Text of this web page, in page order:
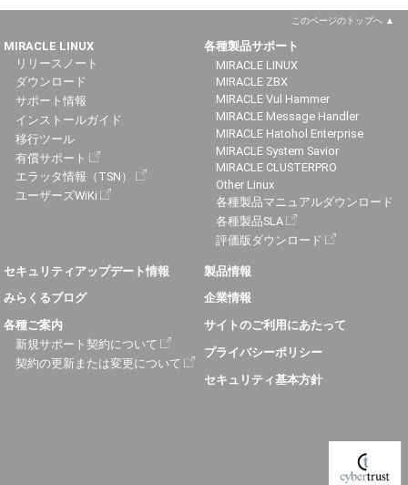
このページのトップへ
MIRACLE LINUX
リリースノート
ダウンロード
サポート情報
インストールガイド
移行ツール
有償サポート
エラッタ情報（TSN）
ユーザーズWiKi
各種製品サポート
MIRACLE LINUX
MIRACLE ZBX
MIRACLE Vul Hammer
MIRACLE Message Handler
MIRACLE Hatohol Enterprise
MIRACLE System Savior
MIRACLE CLUSTERPRO
Other Linux
各種製品マニュアルダウンロード
各種製品SLA
評価版ダウンロード
セキュリティアップデート情報
みらくるブログ
各種ご案内
新規サポート契約について
契約の更新または変更について
製品情報
企業情報
サイトのご利用にあたって
プライバシーポリシー
セキュリティ基本方針